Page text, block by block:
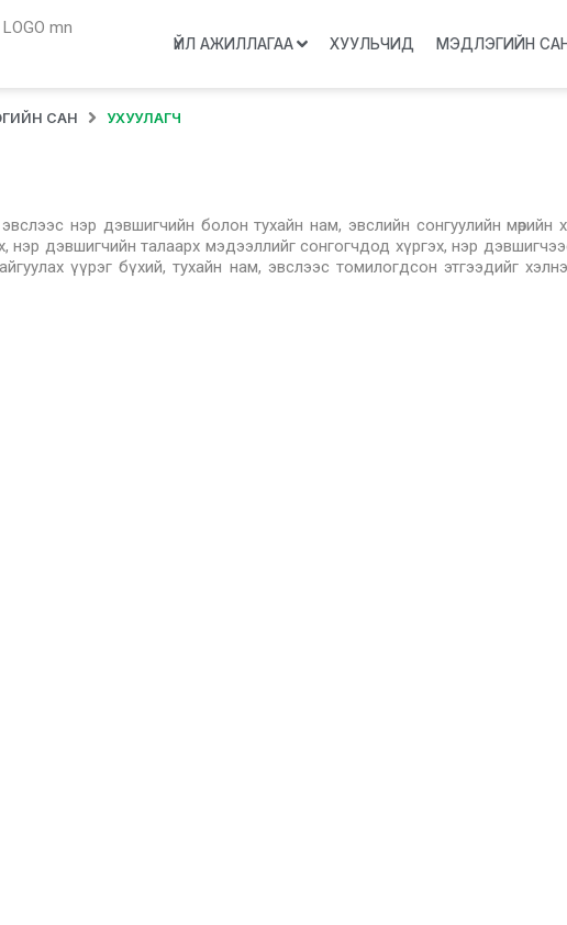
ҮЙЛ АЖИЛЛАГАА ХУУЛЬЧИД МЭДЛЭГИЙН САН
САН УХУУЛАГЧ
нэр дэвшигчийн болон тухайн нам, эвслийн сонгуулийн мөрийн
нэр дэвшигчийн талаарх мэдээллийг сонгогчдод хүргэх, нэр
үүрэг бүхий, тухайн нам, эвслээс томилогдсон этгээдийг